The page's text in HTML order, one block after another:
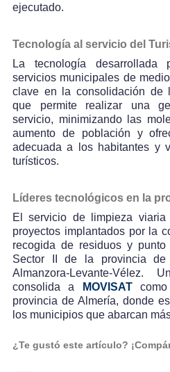
ejecutado.
Tecnología al servicio del
La tecnología desarrollada
servicios municipales de
clave en la consolidación de
que permite realizar una
servicio, minimizando las
aumento de población y
adecuada a los habitantes y
turísticos.
Líderes tecnológicos en la
El servicio de limpieza
proyectos implantados por la
recogida de residuos y
Sector II de la provincia
Almanzora-Levante-
consolida a
MOVISATcomo
provincia de Almería, donde
los municipios que abarcan
¿Te gustó este artículo?